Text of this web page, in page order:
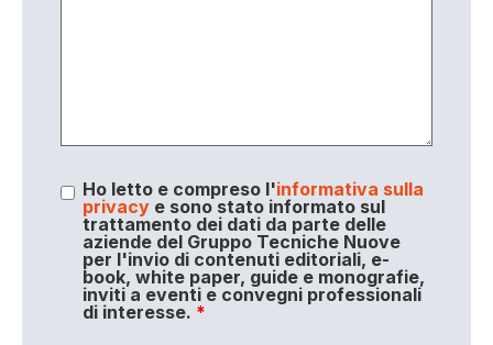
Ho letto e compreso l'informativa sulla
privacye sono stato informato sul
trattamento dei dati da parte delle
aziende del Gruppo Tecniche Nuove
per l'invio di contenuti editoriali, e-
book, white paper, guide e monografie,
inviti a eventi e convegni professionali
di interesse. *